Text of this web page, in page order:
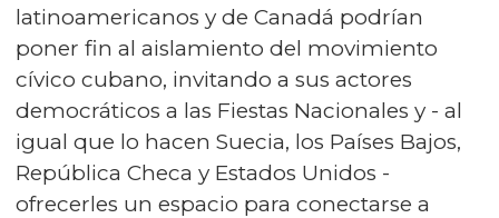
latinoamericanos y de Canadá podrían
poner fin al aislamiento del movimiento
cívico cubano, invitando a sus actores
democráticos a las Fiestas Nacionales y - al
igual que lo hacen Suecia, los Países Bajos,
República Checa y Estados Unidos -
ofrecerles un espacio para conectarse a